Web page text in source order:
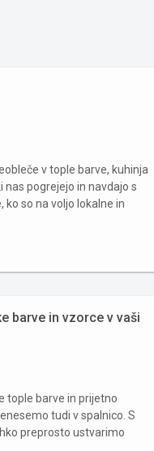
v tople barve, kuhinja
nas pogrejejo in navdajo s
ko so na voljo lokalne in
barve in vzorce v vaši
tople barve in prijetno
tudi v spalnico. S
preprosto ustvarimo